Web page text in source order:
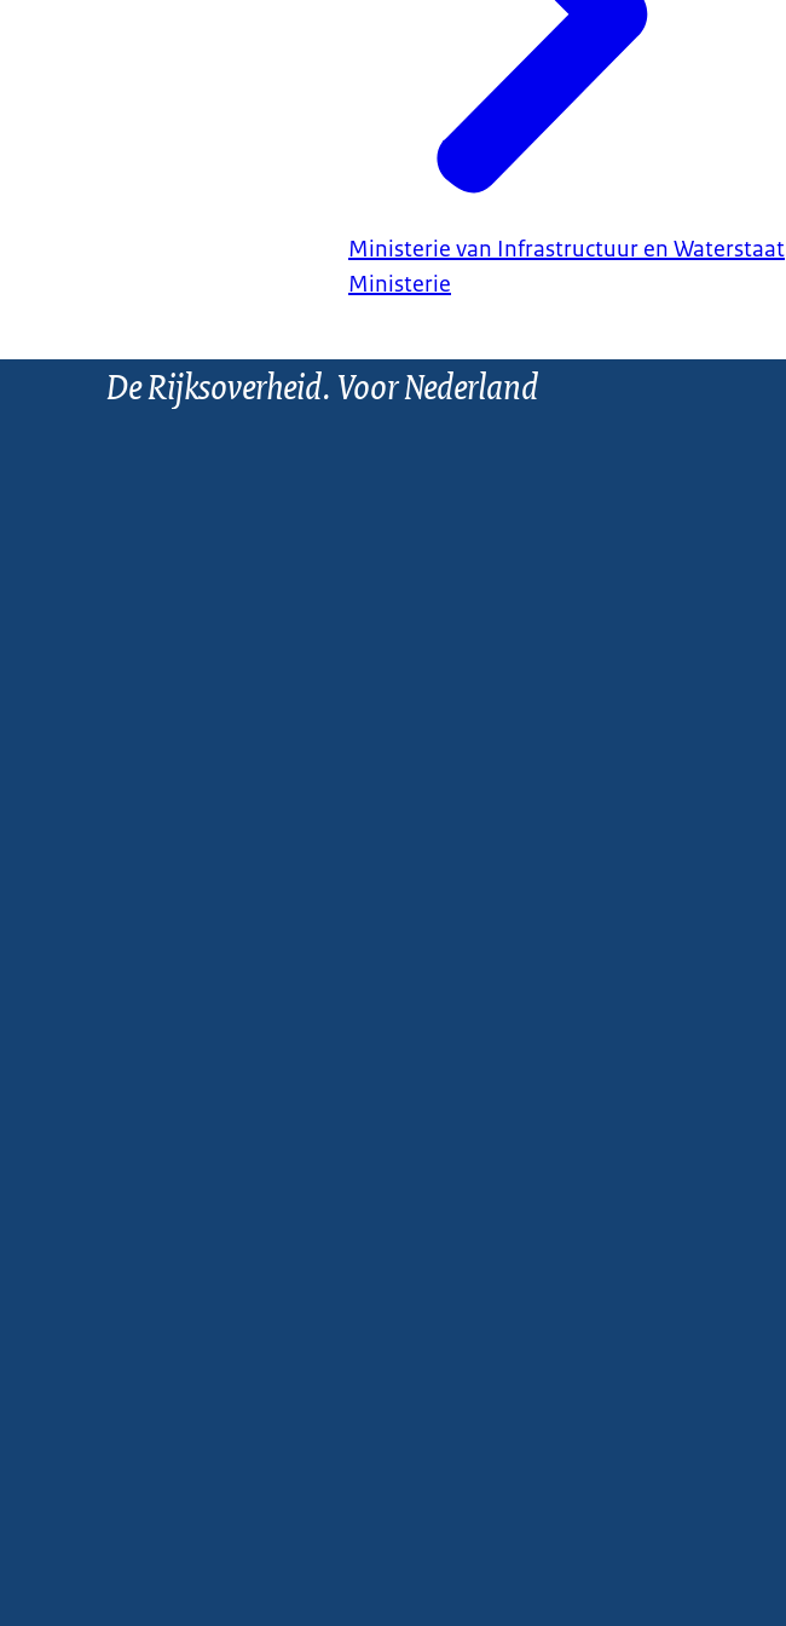
Ministerie van Infrastructuur en Waterstaat
Ministerie
De Rijksoverheid. Voor Nederland